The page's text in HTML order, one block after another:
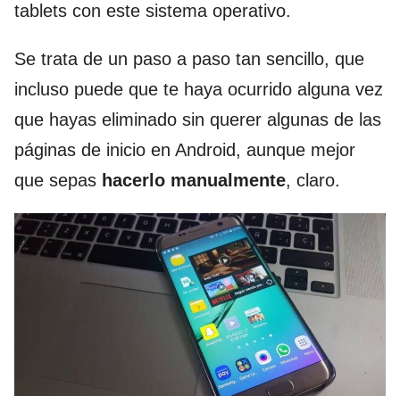
tablets con este sistema operativo.
Se trata de un paso a paso tan sencillo, que
incluso puede que te haya ocurrido alguna vez
que hayas eliminado sin querer algunas de las
páginas de inicio en Android, aunque mejor
que sepas hacerlo manualmente, claro.